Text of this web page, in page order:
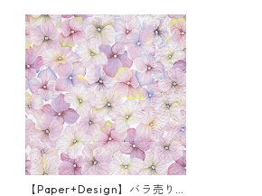
【Paper+Design】バラ売り2